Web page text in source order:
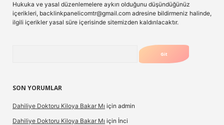
Hukuka ve yasal düzenlemelere aykırı olduğunu düşündüğünüz
içerikleri, backlinkpanelicomtr@gmail.com adresine bildirmeniz halinde,
ilgili içerikler yasal süre içerisinde sitemizden kaldırılacaktır.
SON YORUMLAR
Dahiliye Doktoru Kiloya Bakar Mı için admin
Dahiliye Doktoru Kiloya Bakar Mı için İnci